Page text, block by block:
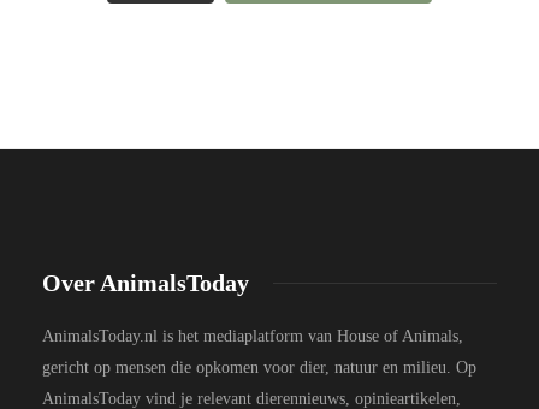
Over AnimalsToday
AnimalsToday.nl is het mediaplatform van House of Animals,
gericht op mensen die opkomen voor dier, natuur en milieu. Op
AnimalsToday vind je relevant dierennieuws, opinieartikelen,